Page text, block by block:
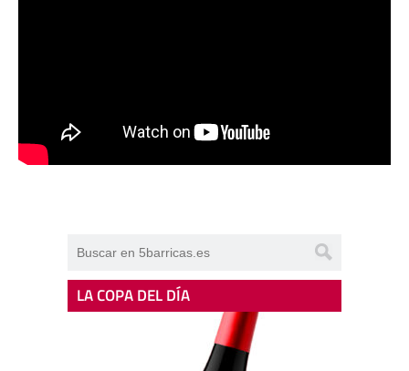
LA COPA DEL DÍA